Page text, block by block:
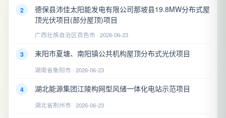
2
德保县沛佳太阳能发电有限公司那坡县19.8MW分布式屋
顶光伏项目(部分屋顶)项目
广西壮族自治区百色市 · 2026-06-23
3 耒阳市夏塘、南阳镇公共机构屋顶分布式光伏项目
湖南省衡阳市 · 2026-06-23
4 湖北能源集团江陵构网型风储一体化电站示范项目
湖北省荆州市 · 2026-06-23